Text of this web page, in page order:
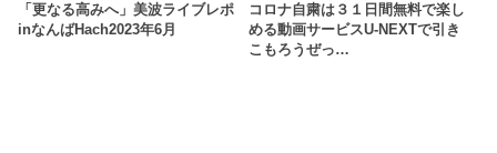
「更なる高みへ」美波ライブレポ
inなんばHach2023年6月
コロナ自粛は３１日間無料で楽し
める動画サービスU-NEXTで引き
こもろうぜっ…